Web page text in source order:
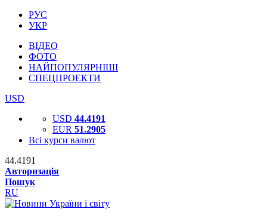
РУС
УКР
ВІДЕО
ФОТО
НАЙПОПУЛЯРНІШІ
СПЕЦПРОЕКТИ
USD
USD 44.4191
EUR 51.2905
Всі курси валют
44.4191
Авторизація
Пошук
RU